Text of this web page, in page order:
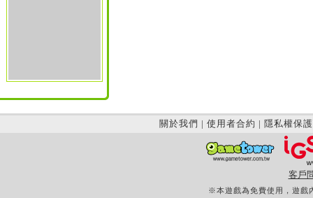
關於我們 | 使用者合約 | 隱私權保護
客戶
※本遊戲為免費使用，遊戲